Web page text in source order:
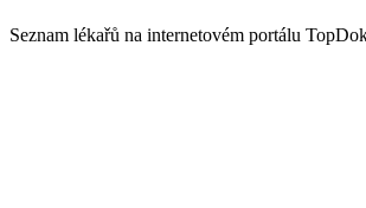
Seznam lékařů na internetovém portálu